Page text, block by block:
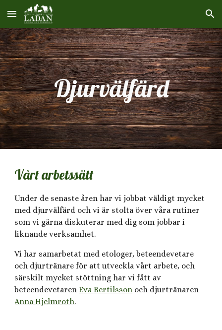
Skip to main content Skip to navigation
Djurvälfärd
Vårt arbetssätt
Under de senaste åren har vi jobbat väldigt mycket
med djurvälfärd och vi är stolta över våra rutiner
som vi gärna diskuterar med dig som jobbar i
liknande verksamhet.
Vi har samarbetat med etologer, beteendevetare
och djurtränare för att utveckla vårt arbete, och
särskilt mycket stöttning har vi fått av
beteendevetarenEva Bertilsson och djurtränaren
Anna Hjelmroth.